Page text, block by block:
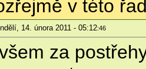
v této
14. února 2011 - 05:12:46
za